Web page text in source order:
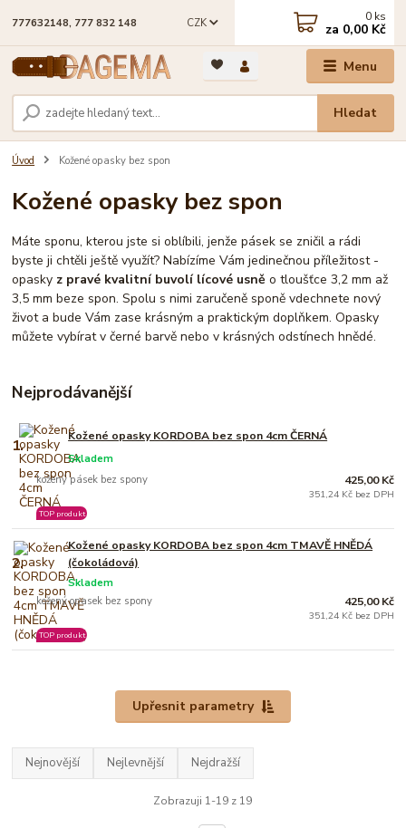
Menu
CZK
Hledat
777632148, 777 832 148 0 ks
za 0,00 Kč
Úvod Kožené opasky bez spon
Kožené opasky bez spon
Máte sponu, kterou jste si oblíbili, jenže pásek se zničil a rádi
byste ji chtěli ještě využít? Nabízíme Vám jedinečnou příležitost -
opasky z pravé kvalitní buvolí lícové usně o tloušťce 3,2 mm až
3,5 mm beze spon. Spolu s nimi zaručeně sponě vdechnete nový
život a bude Vám zase krásným a praktickým doplňkem. Opasky
můžete vybírat v černé barvě nebo v krásných odstínech hnědé.
Nejprodávanější
1. Kožené opasky KORDOBA bez spon 4cm ČERNÁ
kožený pásek bez spony
Skladem
TOP produkt
425,00 Kč
351,24 Kč bez DPH
2.
Kožené opasky KORDOBA bez spon 4cm TMAVĚ HNĚDÁ
(čokoládová)
kožený opasek bez spony
Skladem
TOP produkt
425,00 Kč
351,24 Kč bez DPH
Upřesnit parametry
Nejnovější Nejlevnější Nejdražší
Zobrazuji 1-19 z 19